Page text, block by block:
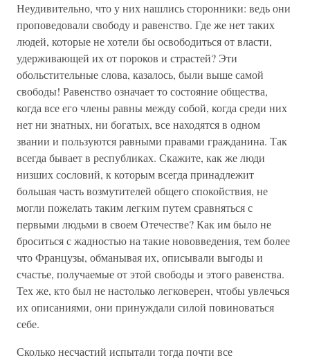
Неудивительно, что у них нашлись сторонники: ведь они
проповедовали свободу и равенство. Где же нет таких
людей, которые не хотели бы освободиться от власти,
удерживающей их от пороков и страстей? Эти
обольстительные слова, казалось, были выше самой
свободы! Равенство означает то состояние общества,
когда все его члены равны между собой, когда среди них
нет ни знатных, ни богатых, все находятся в одном
звании и пользуются равными правами гражданина. Так
всегда бывает в республиках. Скажите, как же люди
низших сословий, к которым всегда принадлежит
большая часть возмутителей общего спокойствия, не
могли пожелать таким легким путем сравняться с
первыми людьми в своем Отечестве? Как им было не
броситься с жадностью на такие нововведения, тем более
что Французы, обманывая их, описывали выгоды и
счастье, получаемые от этой свободы и этого равенства.
Тех же, кто был не настолько легковерен, чтобы увлечься
их описаниями, они принуждали силой повиноваться
себе.
Сколько несчастий испытали тогда почти все